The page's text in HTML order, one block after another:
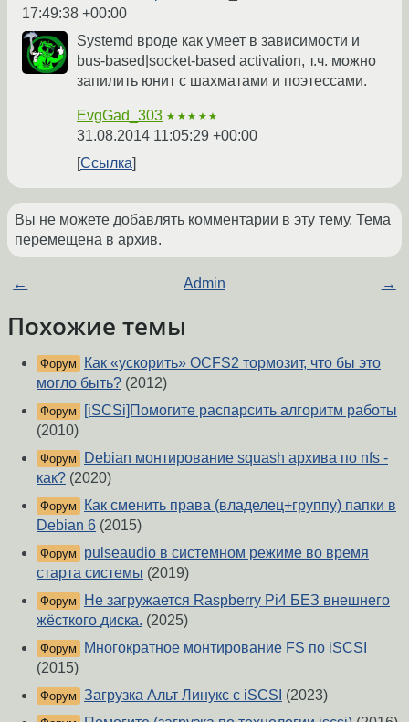
17:49:38 +00:00
Systemd вроде как умеет в зависимости и
bus-based|socket-based activation, т.ч. можно
запилить юнит с шахматами и поэтессами.
EvgGad_303 ★★★★★
31.08.2014 11:05:29 +00:00
Ссылка
Вы не можете добавлять комментарии в эту тему. Тема
перемещена в архив.
← Admin →
Похожие темы
Форум
Как «ускорить» OCFS2 тормозит, что бы это
могло быть? (2012)
Форум
[iSCSi]Помогите распарсить алгоритм работы
(2010)
Форум
Debian монтирование squash архива по nfs -
как? (2020)
Форум
Как сменить права (владелец+группу) папки в
Debian 6 (2015)
Форум
pulseaudio в системном режиме во время
старта системы (2019)
Форум
Не загружается Raspberry Pi4 БЕЗ внешнего
жёсткого диска. (2025)
Форум
Многократное монтирование FS по iSCSI
(2015)
Форум Загрузка Альт Линукс с iSCSI (2023)